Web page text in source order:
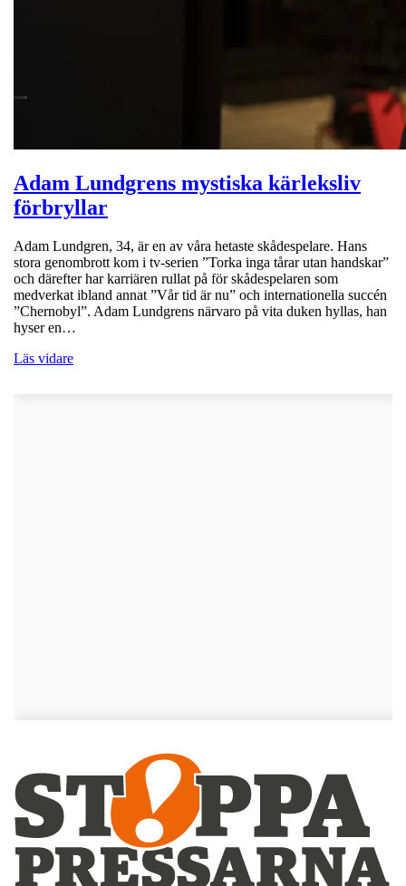
Adam Lundgrens mystiska kärleksliv
förbryllar
Adam Lundgren, 34, är en av våra hetaste skådespelare. Hans
stora genombrott kom i tv-serien ”Torka inga tårar utan handskar”
och därefter har karriären rullat på för skådespelaren som
medverkat ibland annat ”Vår tid är nu” och internationella succén
”Chernobyl”. Adam Lundgrens närvaro på vita duken hyllas, han
hyser en…
Läs vidare